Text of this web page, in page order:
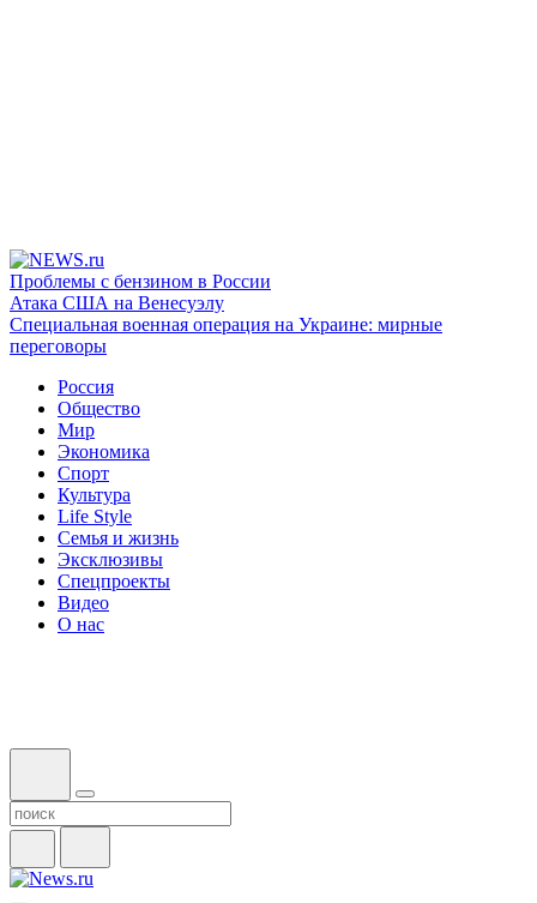
Проблемы с бензином в России
Атака США на Венесуэлу
Специальная военная операция на Украине: мирные
переговоры
Россия
Общество
Мир
Экономика
Спорт
Культура
Life Style
Семья и жизнь
Эксклюзивы
Спецпроекты
Видео
О нас